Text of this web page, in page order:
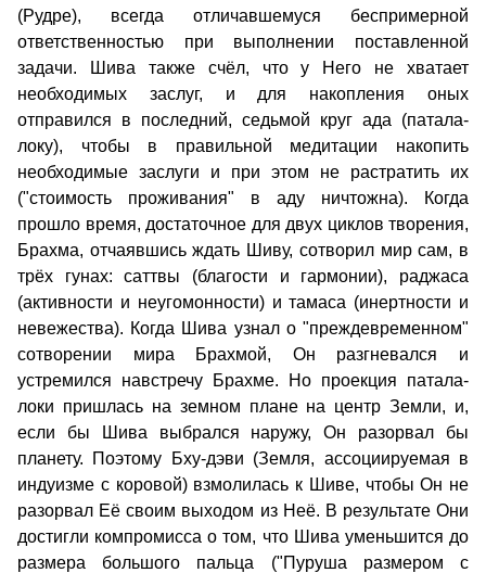
(Рудре), всегда отличавшемуся беспримерной
ответственностью при выполнении поставленной
задачи. Шива также счёл, что у Него не хватает
необходимых заслуг, и для накопления оных
отправился в последний, седьмой круг ада (патала-
локу), чтобы в правильной медитации накопить
необходимые заслуги и при этом не растратить их
("стоимость проживания" в аду ничтожна). Когда
прошло время, достаточное для двух циклов творения,
Брахма, отчаявшись ждать Шиву, сотворил мир сам, в
трёх гунах: саттвы (благости и гармонии), раджаса
(активности и неугомонности) и тамаса (инертности и
невежества). Когда Шива узнал о "преждевременном"
сотворении мира Брахмой, Он разгневался и
устремился навстречу Брахме. Но проекция патала-
локи пришлась на земном плане на центр Земли, и,
если бы Шива выбрался наружу, Он разорвал бы
планету. Поэтому Бху-дэви (Земля, ассоциируемая в
индуизме с коровой) взмолилась к Шиве, чтобы Он не
разорвал Её своим выходом из Неё. В результате Они
достигли компромисса о том, что Шива уменьшится до
размера большого пальца ("Пуруша размером с